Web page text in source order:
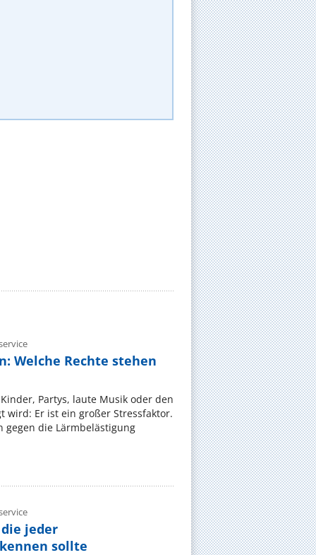
Welche Rechte stehen
Partys, laute Musik oder den
wird: Er ist ein großer Stressfaktor.
gegen die Lärmbelästigung
jeder
sollte